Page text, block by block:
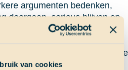
van cookies
argumenten bedenken,
doorgaan, serieus blijven en
vond plaats op het
weg moeten, want die zwarte
groep was in tweeën